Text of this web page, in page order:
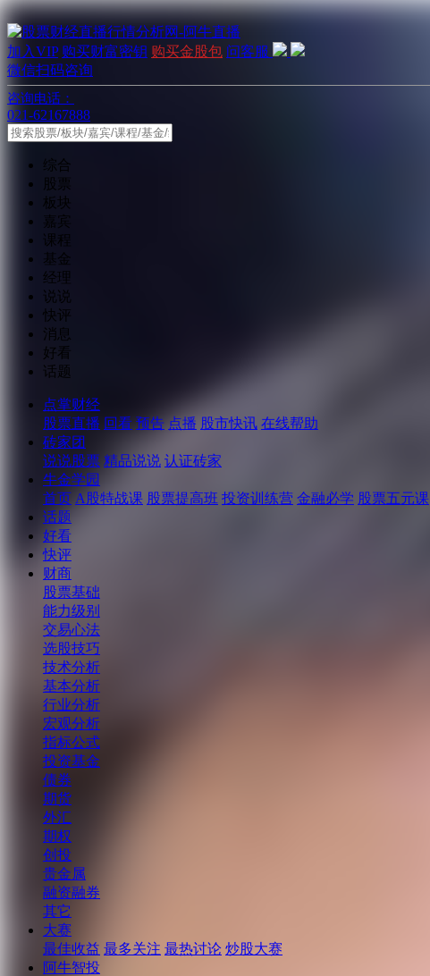
加入VIP 购买财富密钥 购买金股包 问客服
微信扫码咨询
咨询电话：
021-62167888
综合
股票
板块
嘉宾
课程
基金
经理
说说
快评
消息
好看
话题
点掌财经
股票直播 回看 预告 点播 股市快讯 在线帮助
砖家团
说说股票 精品说说 认证砖家
牛金学园
首页 A股特战课 股票提高班 投资训练营 金融必学 股票五元课
话题
好看
快评
财商
股票基础
能力级别
交易心法
选股技巧
技术分析
基本分析
行业分析
宏观分析
指标公式
投资基金
债券
期货
外汇
期权
创投
贵金属
融资融券
其它
大赛
最佳收益 最多关注 最热讨论 炒股大赛
阿牛智投